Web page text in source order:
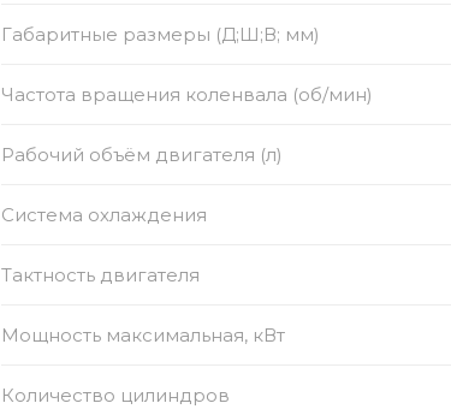
Габаритные размеры (Д;Ш;В; мм)
Частота вращения коленвала (об/мин)
Рабочий объём двигателя (л)
Система охлаждения
Тактность двигателя
Мощность максимальная, кВт
Количество цилиндров